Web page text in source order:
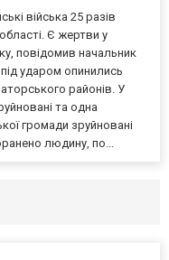
війська 25 разів
Є жертви у
повідомив начальник
ударом опинились
районів. У
та одна
громади зруйновані
людину, по...